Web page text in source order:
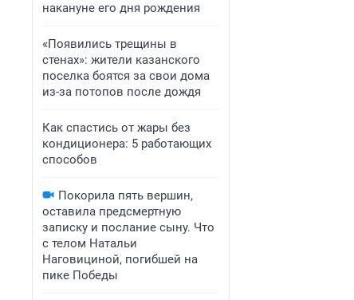
накануне его дня рождения
«Появились трещины в
стенах»: жители казанского
поселка боятся за свои дома
из-за потопов после дождя
Как спастись от жары без
кондиционера: 5 работающих
способов
Покорила пять вершин,
оставила предсмертную
записку и послание сыну. Что
с телом Натальи
Наговициной, погибшей на
пике Победы